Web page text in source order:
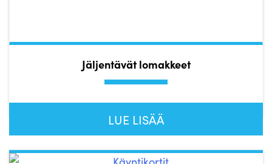
Jäljentävät lomakkeet
LUE LISÄÄ